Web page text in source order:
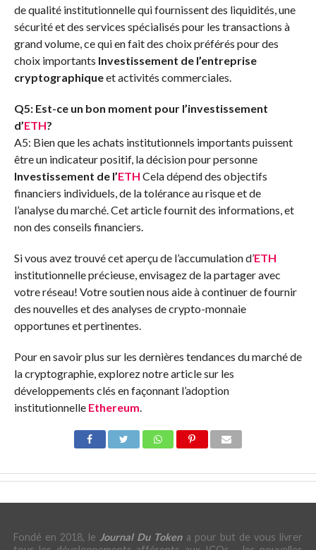
de qualité institutionnelle qui fournissent des liquidités, une
sécurité et des services spécialisés pour les transactions à
grand volume, ce qui en fait des choix préférés pour des
choix importants Investissement de l’entreprise
cryptographiqueet activités commerciales.
Q5: Est-ce un bon moment pour l’investissement
d’ETH?
A5: Bien que les achats institutionnels importants puissent
être un indicateur positif, la décision pour personne
Investissement de l’ETH Cela dépend des objectifs
financiers individuels, de la tolérance au risque et de
l’analyse du marché. Cet article fournit des informations, et
non des conseils financiers.
Si vous avez trouvé cet aperçu de l’accumulation d’ETH
institutionnelle précieuse, envisagez de la partager avec
votre réseau! Votre soutien nous aide à continuer de fournir
des nouvelles et des analyses de crypto-monnaie
opportunes et pertinentes.
Pour en savoir plus sur les dernières tendances du marché de
la cryptographie, explorez notre article sur les
développements clés en façonnant l’adoption
institutionnelle Ethereum
Fondé en 2018, le Journal Du Tokena pour but de vous livrer